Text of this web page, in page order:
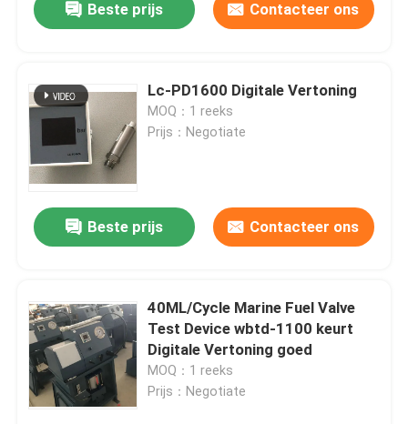
Fabriekstocht
Kwaliteitscontrole
Nieuws
Vraag een offerte
Hydraulische Pneumatische Pomp
Hydraulische Elektrische Pomp
Beste prijs Contacteer ons
Lc-PD1600 Digitale Vertoning
MOQ：1 reeks
Prijs：Negotiate
Beste prijs Contacteer ons
40ML/Cycle Marine Fuel Valve
Test Device wbtd-1100 keurt
Digitale Vertoning goed
MOQ：1 reeks
Prijs：Negotiate